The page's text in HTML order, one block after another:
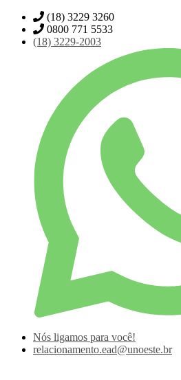
(18) 3229 3260
0800 771 5533
(18) 3229-2003
Nós ligamos para você!
relacionamento.ead@unoeste.br